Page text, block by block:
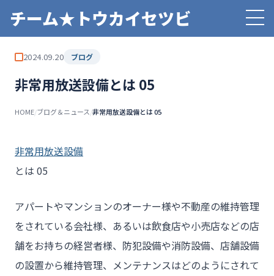
チーム★トウカイセツビ
2024.09.20 ブログ
非常用放送設備とは 05
HOME/ブログ＆ニュース/非常用放送設備とは 05
非常用放送設備
とは 05
アパートやマンションのオーナー様や不動産の維持管理
をされている会社様、あるいは飲食店や小売店などの店
舗をお持ちの経営者様、防犯設備や消防設備、店舗設備
の設置から維持管理、メンテナンスはどのようにされて